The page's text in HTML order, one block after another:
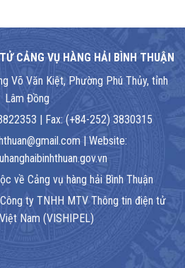
CẢNG VỤ HÀNG HẢI BÌNH THUẬN
Võ Văn Kiệt, Phường Phú Thủy, tỉnh
Lâm Đồng
| Fax: (+84-252) 3830315
| Website:
về Cảng vụ hàng hải Bình Thuận
ty TNHH MTV Thông tin điện tử
Nam (VISHIPEL)